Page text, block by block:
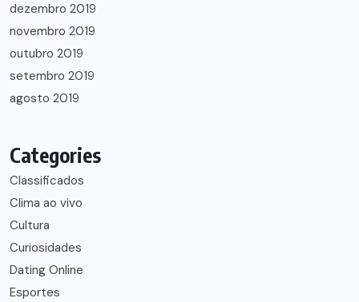
dezembro 2019
novembro 2019
outubro 2019
setembro 2019
agosto 2019
Categories
Classificados
Clima ao vivo
Cultura
Curiosidades
Dating Online
Esportes